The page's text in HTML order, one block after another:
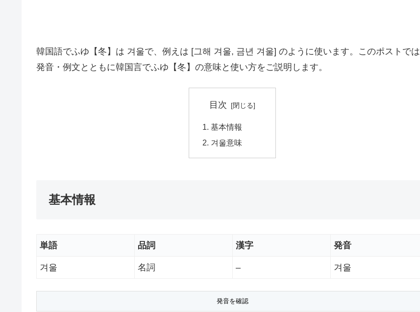
韓国語でふゆ【冬】は 겨울で、例えは [그해 겨울, 금년 겨울] のように使います。このポストでは
発音・例文とともに韓国言でふゆ【冬】の意味と使い方をご説明します。
目次
基本情報
겨울意味
基本情報
単語 品詞 漢字 発音
겨울 名詞 – 겨울